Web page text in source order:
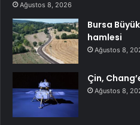
Ağustos 8, 2026
Bursa
hamlesi
Ağustos 8,
Çin,
Ağustos 8,